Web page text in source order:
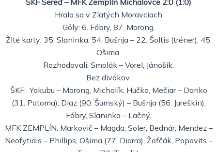
Hralo sa v Zlatých Moravciach
Góly: 6. Fábry, 87. Morong.
Žlté karty: 35. Slaninka, 54. Bušnja – 22. Šoltis (tréner), 45.
Ošima.
Rozhodovali: Smolák – Vorel, Jánošík.
Bez divákov.
ŠKF: Yakubu – Morong, Michalík, Hučko, Mečiar – Danko
(31. Potoma), Diaz (90. Šumský) – Bušnja (56. Jureškin),
Fábry, Slaninka – Lačný.
MFK ZEMPLÍN: Markovič – Magda, Soler, Bednár, Mendez –
Neofytidis – Phillips, Ošima (77. Diarra), Žofčák, Popovits –